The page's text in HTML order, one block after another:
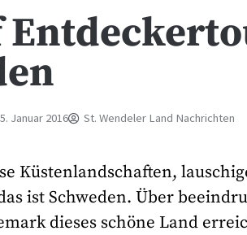
Januar 2016 St. Wendeler Land Nachrichten
Küstenlandschaften,
ist Schweden. Über
dieses schöne Land